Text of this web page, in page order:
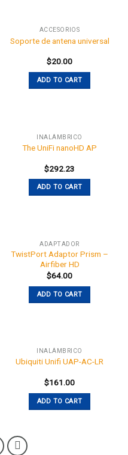
ACCESORIOS
Soporte de antena universal
$20.00
ADD TO CART
INALÁMBRICO
The UniFi nanoHD AP
$292.23
ADD TO CART
ADAPTADOR
TwistPort Adaptor Prism –
Airfiber HD
$64.00
ADD TO CART
INALÁMBRICO
Ubiquiti Unifi UAP-AC-LR
$161.00
ADD TO CART